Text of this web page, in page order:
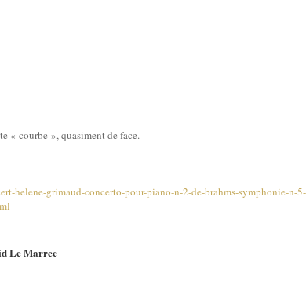
« courbe », quasiment de face.
helene-grimaud-concerto-pour-piano-n-2-de-brahms-symphonie-n-
Le Marrec